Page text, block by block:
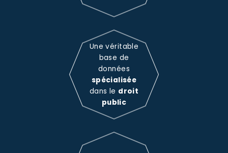
Une véritable
base de
données
spécialisée
dans le droit
public